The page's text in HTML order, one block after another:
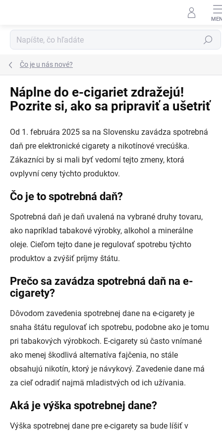
Hľadať
Čo je u nás nové?
Náplne do e-cigariet zdražejú!
Pozrite si, ako sa pripraviť a ušetriť
Od 1. februára 2025 sa na Slovensku zavádza spotrebná
daň pre elektronické cigarety a nikotínové vrecúška.
Zákazníci by si mali byť vedomí tejto zmeny, ktorá
ovplyvní ceny týchto produktov.
Čo je to spotrebná daň?
Spotrebná daň je daň uvalená na vybrané druhy tovaru,
ako napríklad tabakové výrobky, alkohol a minerálne
oleje. Cieľom tejto dane je regulovať spotrebu týchto
produktov a zvýšiť príjmy štátu.
Prečo sa zavádza spotrebná daň na e-
cigarety?
Dôvodom zavedenia spotrebnej dane na e-cigarety je
snaha štátu regulovať ich spotrebu, podobne ako je tomu
pri tabakových výrobkoch. E-cigarety sú často vnímané
ako menej škodlivá alternatíva fajčenia, no stále
obsahujú nikotín, ktorý je návykový. Zavedenie dane má
za cieľ odradiť najmä mladistvých od ich užívania.
Aká je výška spotrebnej dane?
Výška spotrebnej dane pre e-cigarety sa bude líšiť v